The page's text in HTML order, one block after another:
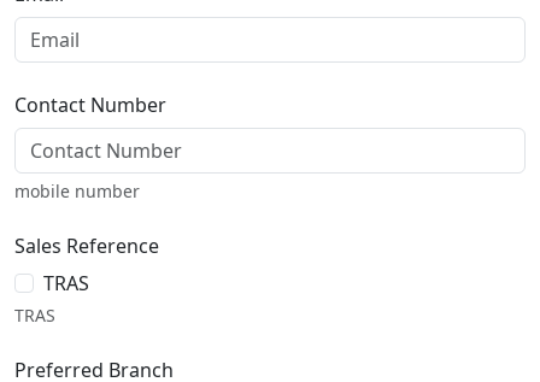
Contact Number
mobile number
Sales Reference
TRAS
TRAS
Preferred Branch